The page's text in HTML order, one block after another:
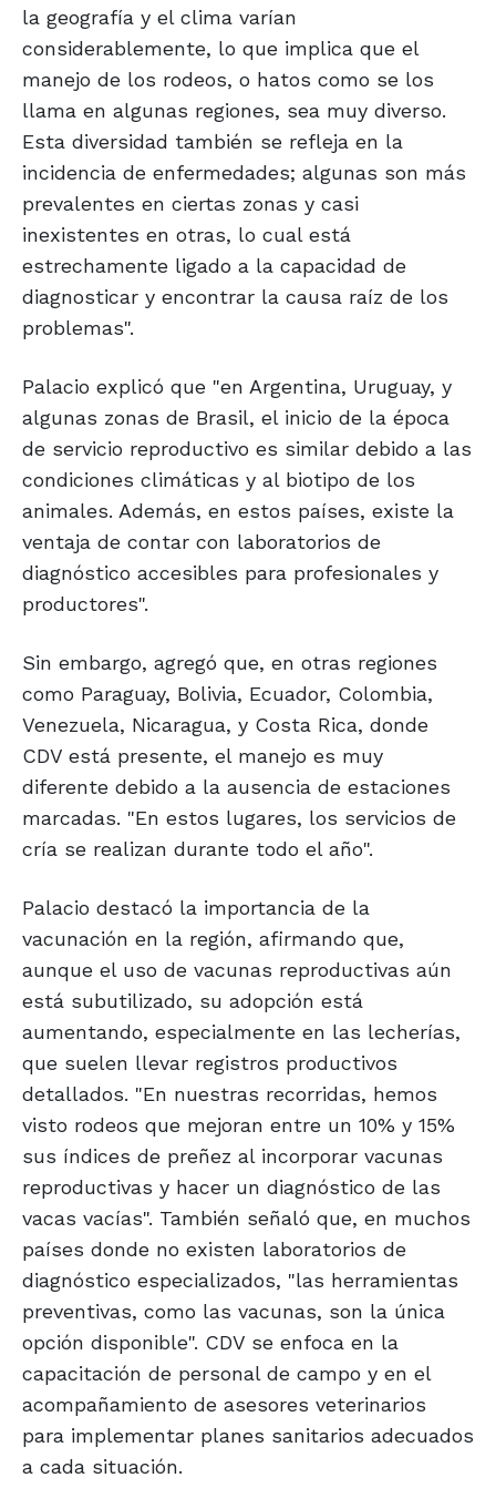
la geografía y el clima varían
considerablemente, lo que implica que el
manejo de los rodeos, o hatos como se los
llama en algunas regiones, sea muy diverso.
Esta diversidad también se refleja en la
incidencia de enfermedades; algunas son más
prevalentes en ciertas zonas y casi
inexistentes en otras, lo cual está
estrechamente ligado a la capacidad de
diagnosticar y encontrar la causa raíz de los
problemas".
Palacio explicó que "en Argentina, Uruguay, y
algunas zonas de Brasil, el inicio de la época
de servicio reproductivo es similar debido a las
condiciones climáticas y al biotipo de los
animales. Además, en estos países, existe la
ventaja de contar con laboratorios de
diagnóstico accesibles para profesionales y
productores".
Sin embargo, agregó que, en otras regiones
como Paraguay, Bolivia, Ecuador, Colombia,
Venezuela, Nicaragua, y Costa Rica, donde
CDV está presente, el manejo es muy
diferente debido a la ausencia de estaciones
marcadas. "En estos lugares, los servicios de
cría se realizan durante todo el año".
Palacio destacó la importancia de la
vacunación en la región, afirmando que,
aunque el uso de vacunas reproductivas aún
está subutilizado, su adopción está
aumentando, especialmente en las lecherías,
que suelen llevar registros productivos
detallados. "En nuestras recorridas, hemos
visto rodeos que mejoran entre un 10% y 15%
sus índices de preñez al incorporar vacunas
reproductivas y hacer un diagnóstico de las
vacas vacías". También señaló que, en muchos
países donde no existen laboratorios de
diagnóstico especializados, "las herramientas
preventivas, como las vacunas, son la única
opción disponible". CDV se enfoca en la
capacitación de personal de campo y en el
acompañamiento de asesores veterinarios
para implementar planes sanitarios adecuados
a cada situación.